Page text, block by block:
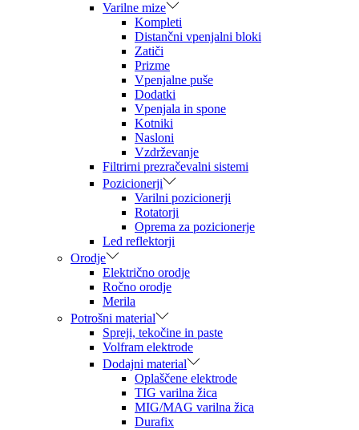
Varilne mize
Kompleti
Distančni vpenjalni bloki
Zatiči
Prizme
Vpenjalne puše
Dodatki
Vpenjala in spone
Kotniki
Nasloni
Vzdrževanje
Filtrirni prezračevalni sistemi
Pozicionerji
Varilni pozicionerji
Rotatorji
Oprema za pozicionerje
Led reflektorji
Orodje
Električno orodje
Ročno orodje
Merila
Potrošni material
Spreji, tekočine in paste
Volfram elektrode
Dodajni material
Oplaščene elektrode
TIG varilna žica
MIG/MAG varilna žica
Durafix